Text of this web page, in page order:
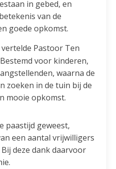
in gebed, en
van de
goede opkomst.
vertelde Pastoor Ten
voor kinderen,
waarna de
zoeken in de tuin bij de
mooie opkomst.
paastijd geweest,
een aantal vrijwilligers
deze dank daarvoor